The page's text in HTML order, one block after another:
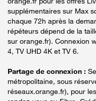
supplémentaires sur Max
chaque 72h après la
répéteurs dépend de la
sur orange.fr). Connexion
4, TV UHD 4K et TV 6.
Partage de connexion :
métropolitaine, sous
réseaux.orange.fr), pour